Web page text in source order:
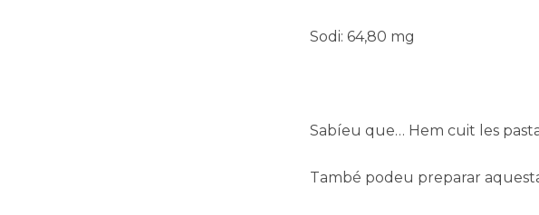
Sodi: 64,80 mg
Sabíeu que… Hem cuit les
També podeu preparar